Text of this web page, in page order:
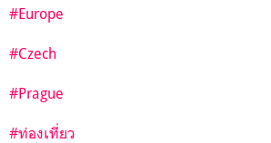
#Europe
#Czech
#Prague
#ท่องเที่ยว